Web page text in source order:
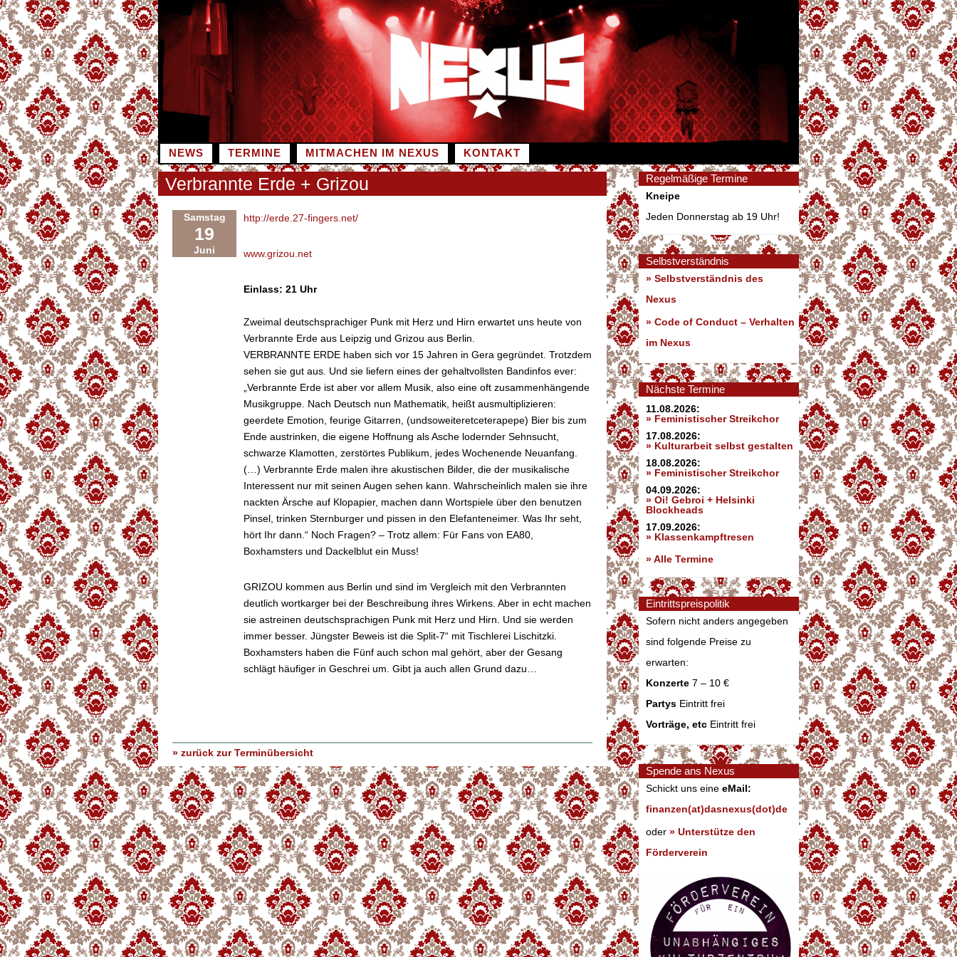
Zum
Inhalt
springen
NEWS TERMINE MITMACHEN IM NEXUS KONTAKT
Verbrannte Erde + Grizou
Samstag
19
Juni
http://erde.27-fingers.net/
www.grizou.net
Einlass: 21 Uhr
Zweimal deutschsprachiger Punk mit Herz und Hirn erwartet uns heute von
Verbrannte Erde aus Leipzig und Grizou aus Berlin.
VERBRANNTE ERDE haben sich vor 15 Jahren in Gera gegründet. Trotzdem
sehen sie gut aus. Und sie liefern eines der gehaltvollsten Bandinfos ever:
„Verbrannte Erde ist aber vor allem Musik, also eine oft zusammenhängende
Musikgruppe. Nach Deutsch nun Mathematik, heißt ausmultiplizieren:
geerdete Emotion, feurige Gitarren, (undsoweiteretceterapepe) Bier bis zum
Ende austrinken, die eigene Hoffnung als Asche lodernder Sehnsucht,
schwarze Klamotten, zerstörtes Publikum, jedes Wochenende Neuanfang.
(…) Verbrannte Erde malen ihre akustischen Bilder, die der musikalische
Interessent nur mit seinen Augen sehen kann. Wahrscheinlich malen sie ihre
nackten Ärsche auf Klopapier, machen dann Wortspiele über den benutzen
Pinsel, trinken Sternburger und pissen in den Elefanteneimer. Was Ihr seht,
hört Ihr dann.“ Noch Fragen? – Trotz allem: Für Fans von EA80,
Boxhamsters und Dackelblut ein Muss!
GRIZOU kommen aus Berlin und sind im Vergleich mit den Verbrannten
deutlich wortkarger bei der Beschreibung ihres Wirkens. Aber in echt machen
sie astreinen deutschsprachigen Punk mit Herz und Hirn. Und sie werden
immer besser. Jüngster Beweis ist die Split-7“ mit Tischlerei Lischitzki.
Boxhamsters haben die Fünf auch schon mal gehört, aber der Gesang
schlägt häufiger in Geschrei um. Gibt ja auch allen Grund dazu…
» zurück zur Terminübersicht
Regelmäßige Termine
Kneipe
Jeden Donnerstag ab 19 Uhr!
Selbstverständnis
» Selbstverständnis des
Nexus
» Code of Conduct – Verhalten
im Nexus
Nächste Termine
11.08.2026:
» Feministischer Streikchor
17.08.2026:
» Kulturarbeit selbst gestalten
18.08.2026:
» Feministischer Streikchor
04.09.2026:
» Oi! Gebroi + Helsinki
Blockheads
17.09.2026:
» Klassenkampftresen
» Alle Termine
Eintrittspreispolitik
Sofern nicht anders angegeben
sind folgende Preise zu
erwarten:
Konzerte 7 – 10 €
Partys Eintritt frei
Vorträge, etc Eintritt frei
Spende ans Nexus
Schickt uns eine eMail:
finanzen(at)dasnexus(dot)de
oder » Unterstütze den
Förderverein